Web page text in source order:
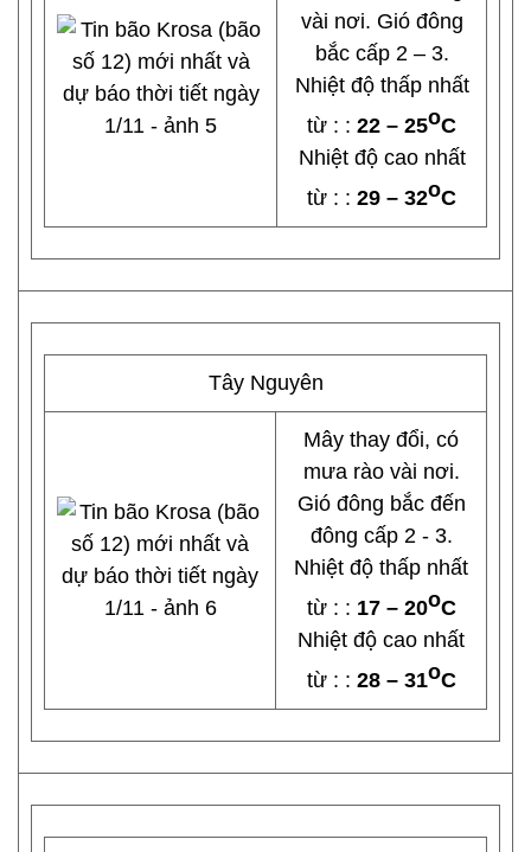
vài nơi. Gió đông
bắc cấp 2 – 3.
Nhiệt độ thấp nhất
từ : : 22 – 25oC
Nhiệt độ cao nhất
từ : : 29 – 32oC
Tây Nguyên
Mây thay đổi, có
mưa rào vài nơi.
Gió đông bắc đến
đông cấp 2 - 3.
Nhiệt độ thấp nhất
từ : : 17 – 20oC
Nhiệt độ cao nhất
từ : : 28 – 31oC